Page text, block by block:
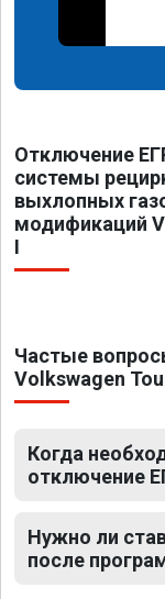
Отключение
системы
выхлопных
модификаций
I
Частые
Volkswagen
Когда
отключение
Нужно ли
после